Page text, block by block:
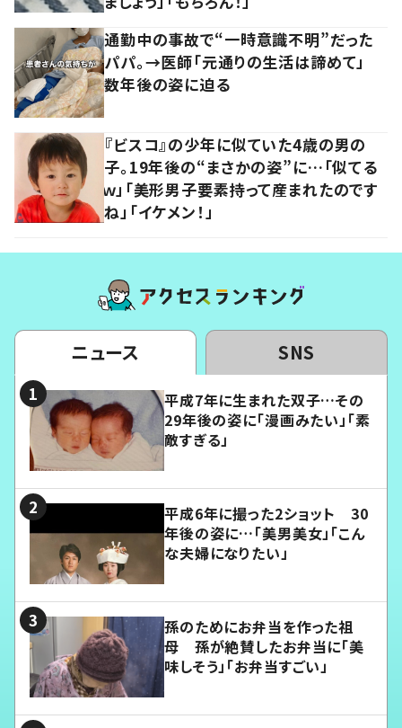
通勤中の事故で“一時意識不明”だった
パパ。→医師「元通りの生活は諦めて」
数年後の姿に迫る
『ビスコ』の少年に似ていた4歳の男の
子。19年後の“まさかの姿”に…「似てる
ｗ」「美形男子要素持って産まれたのです
ね」「イケメン！」
ニュース SNS
平成7年に生まれた双子…その
29年後の姿に「漫画みたい」「素
敵すぎる」
平成6年に撮った2ショット 30
年後の姿に…「美男美女」「こん
な夫婦になりたい」
孫のためにお弁当を作った祖
母 孫が絶賛したお弁当に「美
味しそう」「お弁当すごい」